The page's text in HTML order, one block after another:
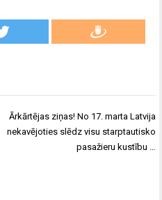
Ārkārtējas ziņas! No 17. marta Latvija
nekavējoties slēdz visu starptautisko
pasažieru kustību …